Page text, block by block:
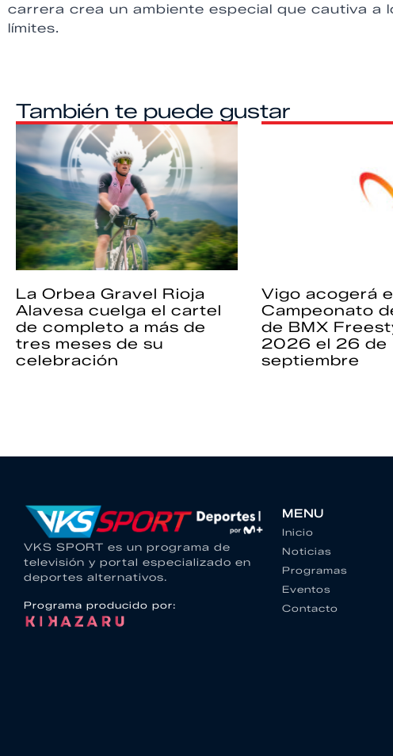
carrera crea un ambiente especial que cautiva a
límites.
También te puede gustar
La Orbea Gravel Rioja
Alavesa cuelga el cartel
de completo a más de
tres meses de su
celebración
Vigo acogerá
Campeonato
de BMX
2026 el 26 de
septiembre
VKS SPORT es un programa de
televisión y portal especializado en
deportes alternativos.
Programa producido por:
MENU
Inicio
Noticias
Programas
Eventos
Contacto